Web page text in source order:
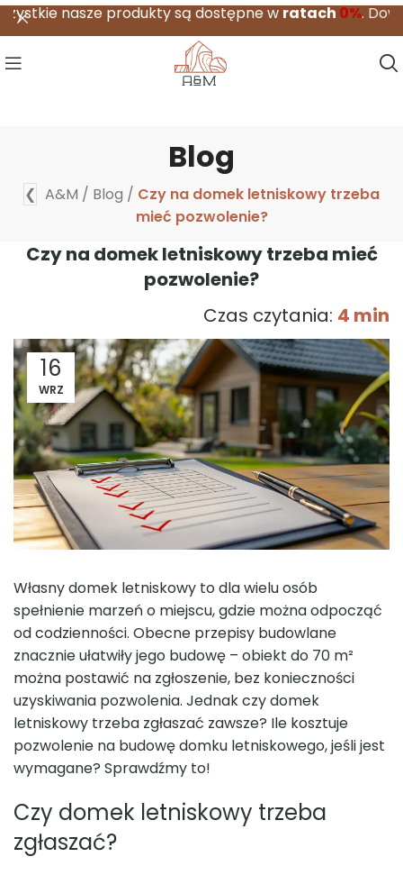
Blog
❮ A&M / Blog / Czy na domek letniskowy trzeba
mieć pozwolenie?
Czy na domek letniskowy trzeba mieć
pozwolenie?
Czas czytania: 4 min
16
WRZ
Własny domek letniskowy to dla wielu osób
spełnienie marzeń o miejscu, gdzie można odpocząć
od codzienności. Obecne przepisy budowlane
znacznie ułatwiły jego budowę – obiekt do 70 m²
można postawić na zgłoszenie, bez konieczności
uzyskiwania pozwolenia. Jednak czy domek
letniskowy trzeba zgłaszać zawsze? Ile kosztuje
pozwolenie na budowę domku letniskowego, jeśli jest
wymagane? Sprawdźmy to!
Czy domek letniskowy trzeba
zgłaszać?
produkty są dostępne wratach0%.Dowiedz się